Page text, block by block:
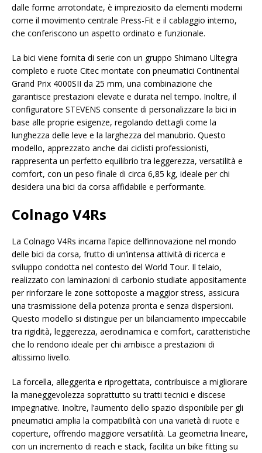
dalle forme arrotondate, è impreziosito da elementi moderni
come il movimento centrale Press-Fit e il cablaggio interno,
che conferiscono un aspetto ordinato e funzionale.
La bici viene fornita di serie con un gruppo Shimano Ultegra
completo e ruote Citec montate con pneumatici Continental
Grand Prix 4000SII da 25 mm, una combinazione che
garantisce prestazioni elevate e durata nel tempo. Inoltre, il
configuratore STEVENS consente di personalizzare la bici in
base alle proprie esigenze, regolando dettagli come la
lunghezza delle leve e la larghezza del manubrio. Questo
modello, apprezzato anche dai ciclisti professionisti,
rappresenta un perfetto equilibrio tra leggerezza, versatilità e
comfort, con un peso finale di circa 6,85 kg, ideale per chi
desidera una bici da corsa affidabile e performante.
Colnago V4Rs
La Colnago V4Rs incarna l’apice dell’innovazione nel mondo
delle bici da corsa, frutto di un’intensa attività di ricerca e
sviluppo condotta nel contesto del World Tour. Il telaio,
realizzato con laminazioni di carbonio studiate appositamente
per rinforzare le zone sottoposte a maggior stress, assicura
una trasmissione della potenza pronta e senza dispersioni.
Questo modello si distingue per un bilanciamento impeccabile
tra rigidità, leggerezza, aerodinamica e comfort, caratteristiche
che lo rendono ideale per chi ambisce a prestazioni di
altissimo livello.
La forcella, alleggerita e riprogettata, contribuisce a migliorare
la maneggevolezza soprattutto su tratti tecnici e discese
impegnative. Inoltre, l’aumento dello spazio disponibile per gli
pneumatici amplia la compatibilità con una varietà di ruote e
coperture, offrendo maggiore versatilità. La geometria lineare,
con un incremento di reach e stack, facilita un bike fitting su